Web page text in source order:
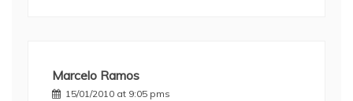
Marcelo Ramos
15/01/2010 at 9:05 pms